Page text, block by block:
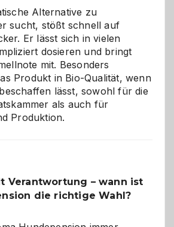
für
Hunde
im
eigenen
Zuhause
Alternative zu
sucht, stößt schnell auf
Er lässt sich in vielen
dosieren und bringt
mit. Besonders
Produkt in Bio-Qualität, wenn
lässt, sowohl für die
als auch für
Produktion.
Verantwortung – wann ist
die richtige Wahl?